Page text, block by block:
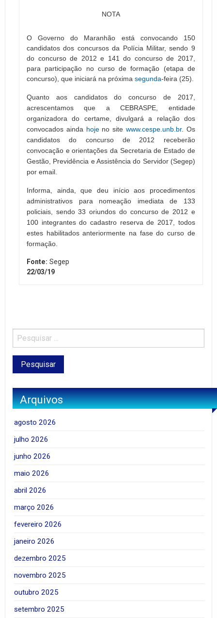
NOTA
O Governo do Maranhão está convocando 150
candidatos dos concursos da Polícia Militar, sendo 9
do concurso de 2012 e 141 do concurso de 2017,
para participação no curso de formação (etapa de
concurso), que iniciará na próxima segunda-feira (25).
Quanto aos candidatos do concurso de 2017,
acrescentamos que a CEBRASPE, entidade
organizadora do certame, divulgará a relação dos
convocados ainda hojeno sitewww.cespe.unb.br. Os
candidatos do concurso de 2012 receberão
convocação e orientações da Secretaria de Estado de
Gestão, Previdência e Assistência do Servidor (Segep)
por email.
Informa, ainda, que deu início aos procedimentos
administrativos para nomeação imediata de 133
policiais, sendo 33 oriundos do concurso de 2012 e
100 integrantes do cadastro reserva de 2017, todos
estes habilitados anteriormente na fase do curso de
formação.
Fonte: Segep
22/03/19
Arquivos
agosto 2026
julho 2026
junho 2026
maio 2026
abril 2026
março 2026
fevereiro 2026
janeiro 2026
dezembro 2025
novembro 2025
outubro 2025
setembro 2025